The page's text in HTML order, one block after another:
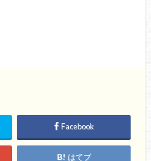
Facebook
はてブ